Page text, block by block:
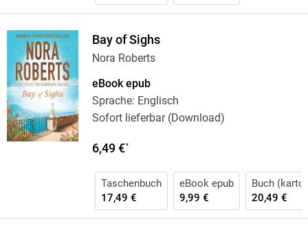
Bay of Sighs
Nora Roberts
eBook epub
Sprache: Englisch
Sofort lieferbar (Download)
6,49 €*
Taschenbuch
17,49 €
eBook epub
9,99 €
Buch
20,49 €